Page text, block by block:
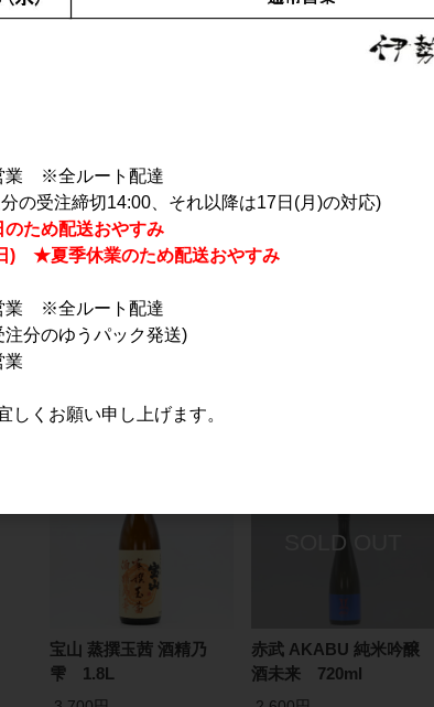
る) 1.8L
醸 無濾過生原酒 1.8L
宝山 蒸撰玉茜 酒精乃
雫 1.8L
赤武 AKABU 純米吟醸
酒未来 720ml
業 ※全ルート配達
の受注締切14:00、それ以降は17日(月)の対応)
ため配送おやすみ
) ★夏季休業のため配送おやすみ
業 ※全ルート配達
分のゆうパック発送)
しくお願い申し上げます。